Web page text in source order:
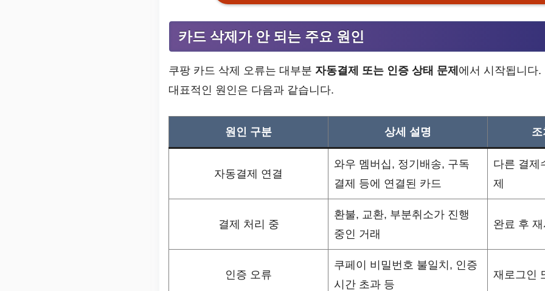
카드 삭제가 안 되는 주요 원인
쿠팡 카드 삭제 오류는 대부분 자동결제 또는 인증 상태 문제 에서 시작됩니다.
대표적인 원인은 다음과 같습니다.
원인 구분 상세 설명
자동결제 연결
와우 멤버십, 정기배송, 구독
결제 등에 연결된 카드
다른 결제
제
결제 처리 중
환불, 교환, 부분취소가 진행
중인 거래
완료 후
인증 오류
쿠페이 비밀번호 불일치, 인증
시간 초과 등
재로그인